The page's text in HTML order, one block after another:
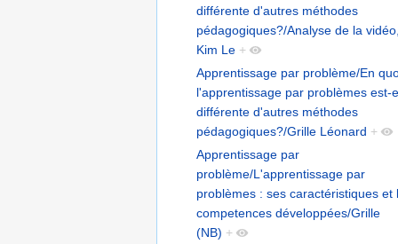
différente d'autres méthodes
pédagogiques?/Analyse de la
Kim Le +
Apprentissage par problème/En
l'apprentissage par problèmes est-
différente d'autres méthodes
pédagogiques?/Grille Léonard +
Apprentissage par
problème/L'apprentissage par
problèmes : ses caractéristiques et
competences développées/Grille
(NB) +